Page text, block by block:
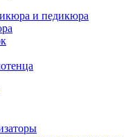
и педикюра